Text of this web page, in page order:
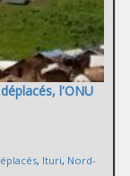
l'ONU
, Ituri, Nord-